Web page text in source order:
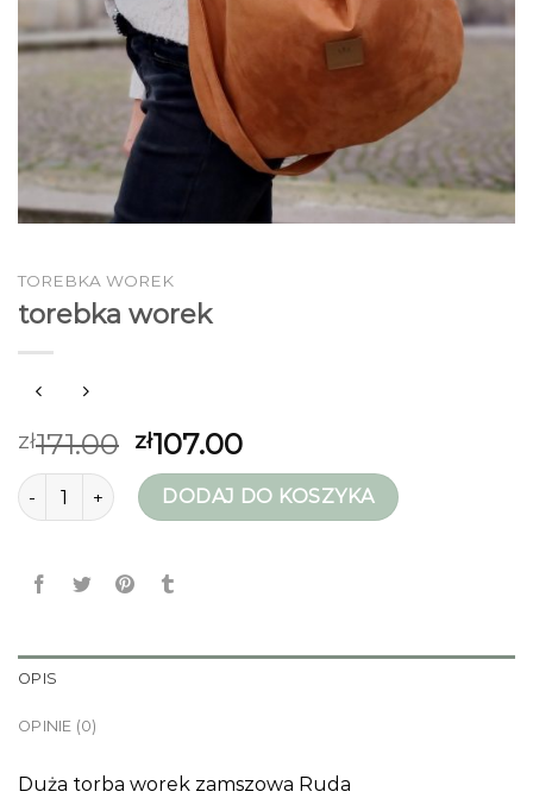
TOREBKA WOREK
torebka worek
zł171.00 zł107.00
ilość torebka worekDODAJ DO KOSZYKA
OPIS
OPINIE (0)
Duża torba worek zamszowa Ruda